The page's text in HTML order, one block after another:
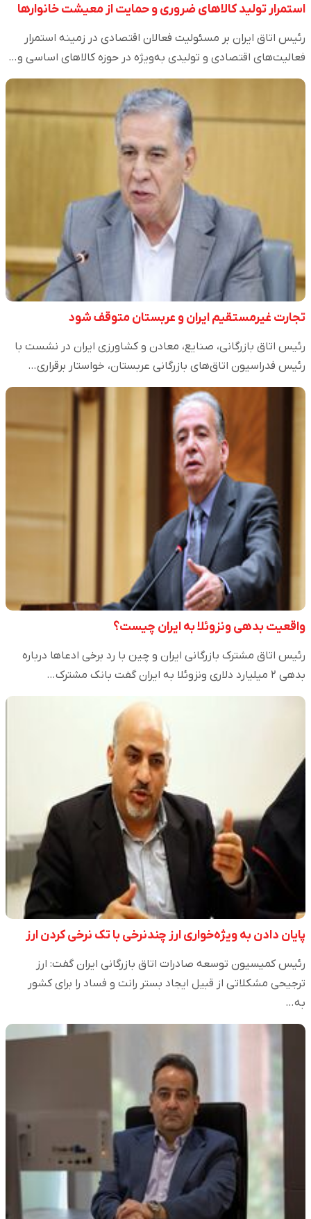
استمرار تولید کالاهای ضروری و حمایت از معیشت خانوارها
رئیس اتاق ایران بر مسئولیت فعالان اقتصادی در زمینه استمرار
فعالیت‌های اقتصادی و تولیدی به‌ویژه در حوزه کالاهای اساسی و…
تجارت غیرمستقیم ایران و عربستان متوقف شود
رئیس اتاق بازرگانی، صنایع، معادن و کشاورزی ایران در نشست با
رئیس فدراسیون اتاق‌های بازرگانی عربستان، خواستار برقراری…
واقعیت بدهی ونزوئلا به ایران چیست؟
رئیس اتاق مشترک بازرگانی ایران و چین با رد برخی ادعا‌ها درباره
بدهی ۲ میلیارد دلاری ونزوئلا به ایران گفت بانک مشترک…
پایان دادن به ویژه‌خواری ارز چندنرخی با تک نرخی کردن ارز
رئیس کمیسیون توسعه صادرات اتاق بازرگانی ایران گفت: ارز
ترجیحی مشکلاتی از قبیل ایجاد بستر رانت و فساد را برای کشور
به…